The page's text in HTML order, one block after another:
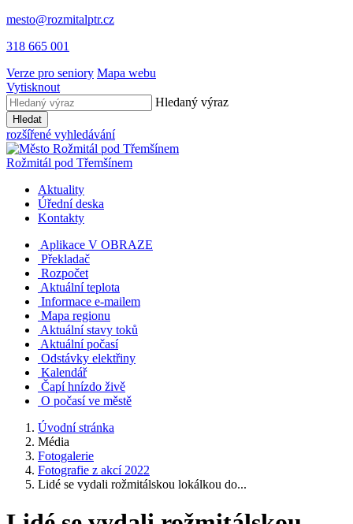
mesto@rozmitalptr.cz
318 665 001
Verze pro seniory Mapa webu
Vytisknout
Hledaný výraz
Hledat
rozšířené vyhledávání
Rožmitál pod Třemšínem
Aktuality
Úřední deska
Kontakty
Aplikace V OBRAZE
Překladač
Rozpočet
Aktuální teplota
Informace e-mailem
Mapa regionu
Aktuální stavy toků
Aktuální počasí
Odstávky elektřiny
Kalendář
Čapí hnízdo živě
O počasí ve městě
Úvodní stránka
Média
Fotogalerie
Fotografie z akcí 2022
Lidé se vydali rožmitálskou lokálkou do...